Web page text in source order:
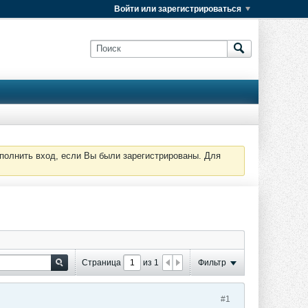
Войти или зарегистрироваться
вход, если Вы были зарегистрированы. Для
Страница из 1 Фильтр
#1